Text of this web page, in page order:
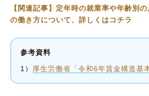
【関連記事】定年時の就業率や年齢別
の働き方について、詳しくはコチラ
参考資料
1） 厚生労働省「令和6年賃金構造基